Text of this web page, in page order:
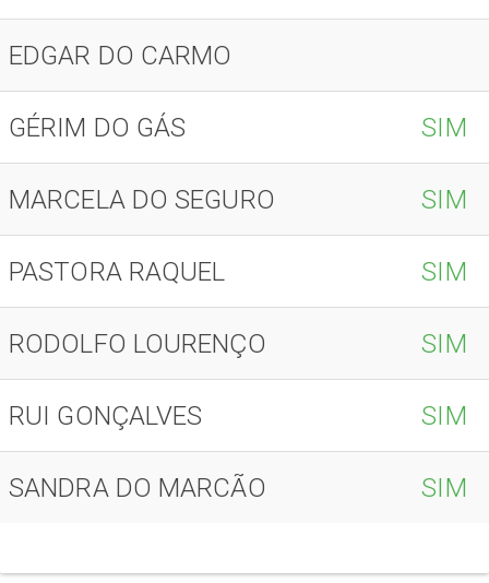
EDGAR DO CARMO
GÉRIM DO GÁS SIM
MARCELA DO SEGURO SIM
PASTORA RAQUEL SIM
RODOLFO LOURENÇO SIM
RUI GONÇALVES SIM
SANDRA DO MARCÃO SIM